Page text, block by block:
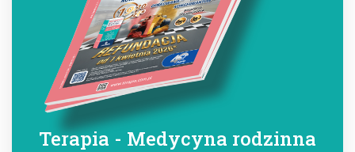
Terapia - Medycyna rodzinna